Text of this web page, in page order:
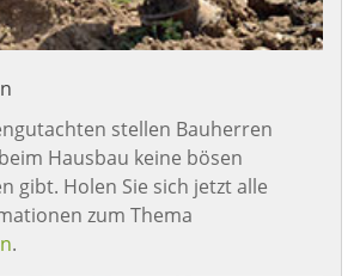
stellen Bauherren
Hausbau keine bösen
gibt. Holen Sie sich jetzt alle
zum Thema
.